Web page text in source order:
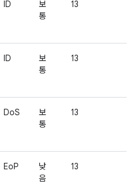
ID
보
통
13
ID
보
통
13
DoS
보
통
13
EoP
낮
음
13